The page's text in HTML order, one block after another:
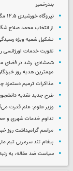
بندرخمیر
نیروگاه خورشیدی ۱۲.۵ مگاواتی پالایشگاه بید بلند بهبهان وارد مدار تولید شد
از انتخاب محمد صلاح
تشکیل شعبه ویژه
تقویت خدمات اورژانسی
شمشادی: رشد در فضای
مهمترین هدیه‌ روز
مذاکرات ترمیم دستمزد
طرح جدید تغذیه
وزیر علوم: علم قدرت
تداوم خدمات شهری و
مراسم گرامیداشت روز
پیغام تند سرمربی تیم
سیاست ضد مقاله، به